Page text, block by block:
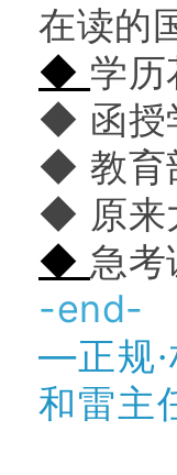
在读的
◆ 学历
◆ 函授
◆ 教育
◆ 原来
◆ 急考
-end-
—正规·
和雷主